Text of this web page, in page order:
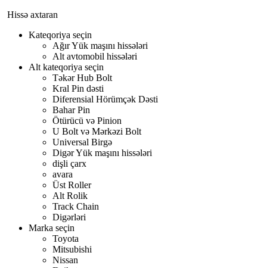
Hissə axtaran
Kateqoriya seçin
Ağır Yük maşını hissələri
Alt avtomobil hissələri
Alt kateqoriya seçin
Təkər Hub Bolt
Kral Pin dəsti
Diferensial Hörümçək Dəsti
Bahar Pin
Ötürücü və Pinion
U Bolt və Mərkəzi Bolt
Universal Birgə
Digər Yük maşını hissələri
dişli çarx
avara
Üst Roller
Alt Rolik
Track Chain
Digərləri
Marka seçin
Toyota
Mitsubishi
Nissan